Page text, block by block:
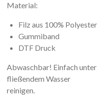
Material:
Filz aus 100% Polyester
Gummiband
DTF Druck
Abwaschbar! Einfach unter
fließendem Wasser
reinigen.